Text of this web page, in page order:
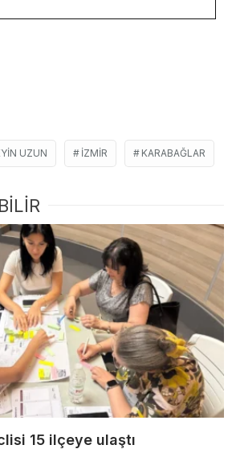
UZUN IZMIR KARABAĞLAR
15 ilçeye ulaştı